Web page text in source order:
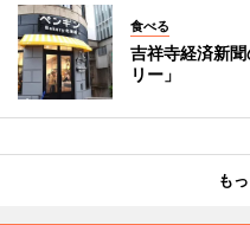
食べる
吉祥寺経済新
リー」
も